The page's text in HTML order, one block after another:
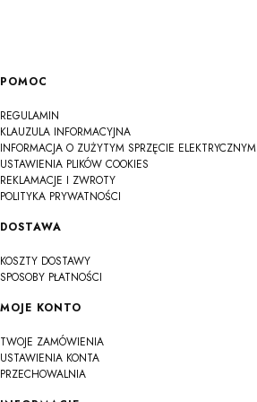
Linki w stopce
POMOC
REGULAMIN
KLAUZULA INFORMACYJNA
INFORMACJA O ZUŻYTYM SPRZĘCIE ELEKTRYCZNYM
USTAWIENIA PLIKÓW COOKIES
REKLAMACJE I ZWROTY
POLITYKA PRYWATNOŚCI
DOSTAWA
KOSZTY DOSTAWY
SPOSOBY PŁATNOŚCI
MOJE KONTO
TWOJE ZAMÓWIENIA
USTAWIENIA KONTA
PRZECHOWALNIA